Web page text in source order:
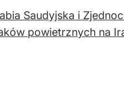
Saudyjska i
powietrznych na